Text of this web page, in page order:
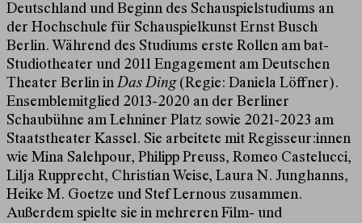
Deutschland und Beginn des Schauspielstudiums an
der Hochschule für Schauspielkunst Ernst Busch
Berlin. Während des Studiums erste Rollen am bat-
Studiotheater und 2011 Engagement am Deutschen
Theater Berlin inDas Ding(Regie: Daniela Löffner).
Ensemblemitglied 2013-2020 an der Berliner
Schaubühne am Lehniner Platz sowie 2021-2023 am
Staatstheater Kassel. Sie arbeitete mit Regisseur:innen
wie Mina Salehpour, Philipp Preuss, Romeo Castelucci,
Lilja Rupprecht, Christian Weise, Laura N. Junghanns,
Heike M. Goetze und Stef Lernous zusammen.
Außerdem spielte sie in mehreren Film- und